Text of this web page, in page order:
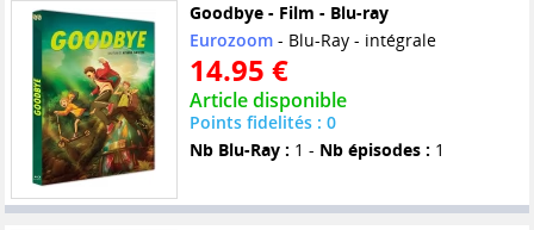
Goodbye - Film - Blu-ray
Eurozoom- Blu-Ray - intégrale
14.95 €
Article disponible
Points fidelités : 0
Nb Blu-Ray : 1 - Nb épisodes : 1